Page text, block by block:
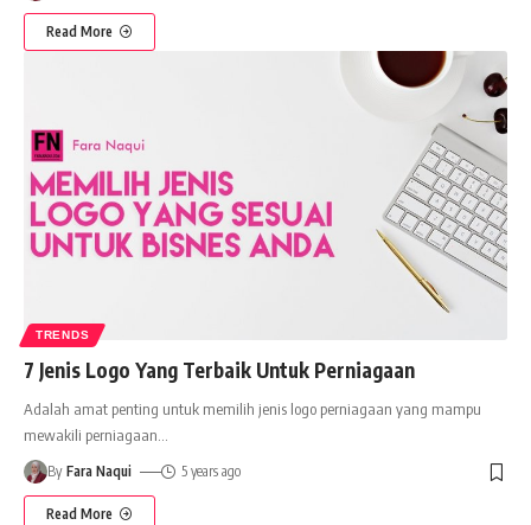
Read More
TRENDS
7 Jenis Logo Yang Terbaik Untuk Perniagaan
Adalah amat penting untuk memilih jenis logo perniagaan yang mampu
mewakili perniagaan…
By Fara Naqui 5 years ago
Read More